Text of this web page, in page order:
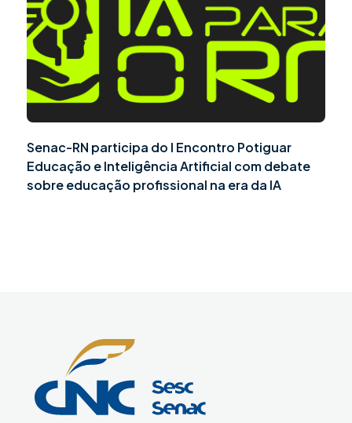
Senac-RN participa do I Encontro Potiguar
Educação e Inteligência Artificial com debate
sobre educação profissional na era da IA